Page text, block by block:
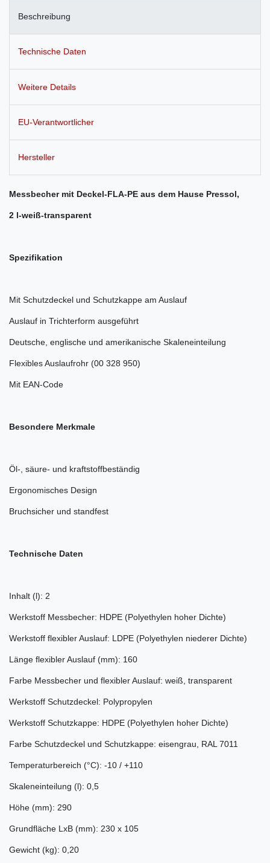
Beschreibung
Technische Daten
Weitere Details
EU-Verantwortlicher
Hersteller
Messbecher mit Deckel-FLA-PE aus dem Hause Pressol,
2 l-weiß-transparent
Spezifikation
Mit Schutzdeckel und Schutzkappe am Auslauf
Auslauf in Trichterform ausgeführt
Deutsche, englische und amerikanische Skaleneinteilung
Flexibles Auslaufrohr (00 328 950)
Mit EAN-Code
Besondere Merkmale
Öl-, säure- und kraftstoffbeständig
Ergonomisches Design
Bruchsicher und standfest
Technische Daten
Inhalt (l): 2
Werkstoff Messbecher: HDPE (Polyethylen hoher Dichte)
Werkstoff flexibler Auslauf: LDPE (Polyethylen niederer Dichte)
Länge flexibler Auslauf (mm): 160
Farbe Messbecher und flexibler Auslauf: weiß, transparent
Werkstoff Schutzdeckel: Polypropylen
Werkstoff Schutzkappe: HDPE (Polyethylen hoher Dichte)
Farbe Schutzdeckel und Schutzkappe: eisengrau, RAL 7011
Temperaturbereich (°C): -10 / +110
Skaleneinteilung (l): 0,5
Höhe (mm): 290
Grundfläche LxB (mm): 230 x 105
Gewicht (kg): 0,20